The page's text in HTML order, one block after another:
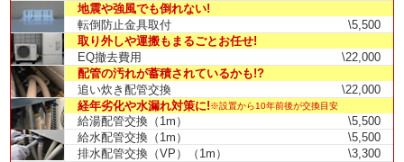
地震や強風でも倒れない!
転倒防止金具取付
\5,500
取り外しや運搬もまるごとお任せ!
EQ撤去費用
\22,000
配管の汚れが蓄積されているかも!?
追い炊き配管交換
\22,000
経年劣化や水漏れ対策に!※設置から10年前後が交換目安
給湯配管交換（1m）
\5,500
給水配管交換（1m）
\5,500
排水配管交換（VP）（1m）
\3,300